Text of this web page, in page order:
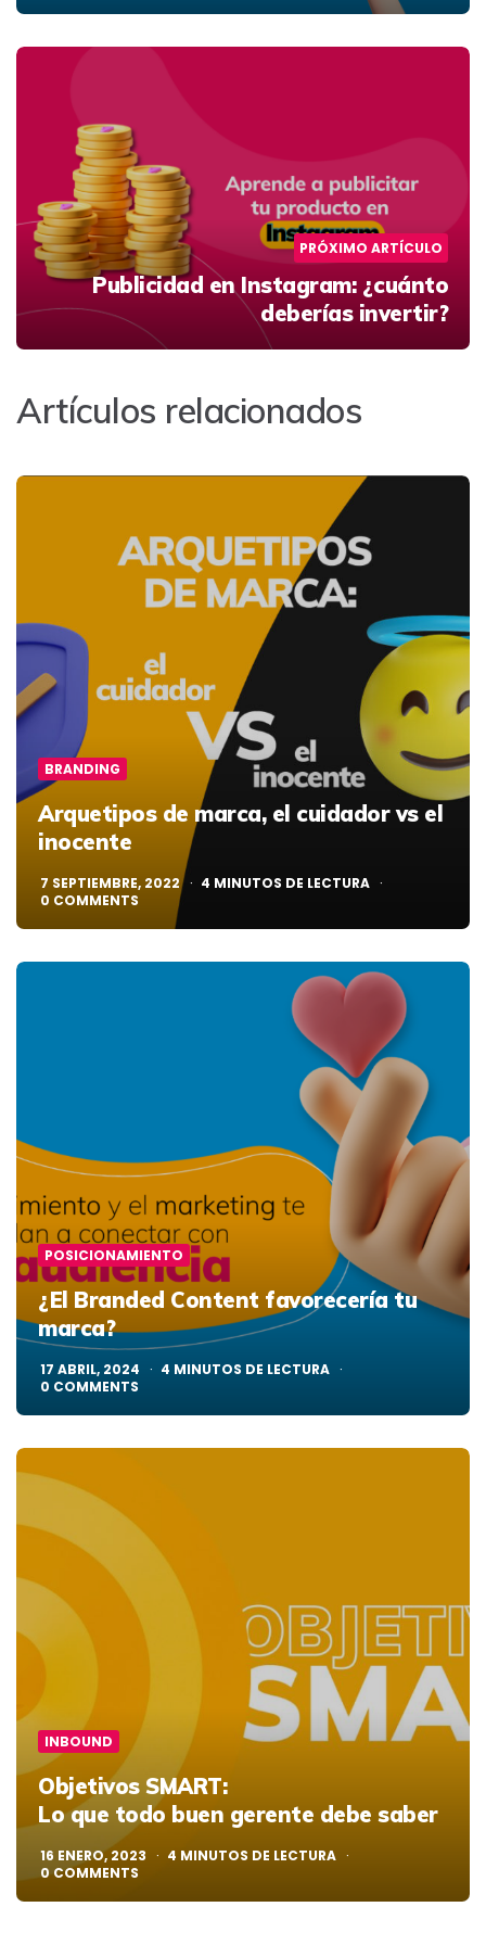
PRÓXIMO ARTÍCULO
Publicidad en Instagram: ¿cuánto
deberías invertir?
Artículos relacionados
BRANDING
Arquetipos de marca, el cuidador vs el
inocente
7 SEPTIEMBRE, 2022 4 MINUTOS DE LECTURA
0 COMMENTS
POSICIONAMIENTO
¿El Branded Content favorecería tu
marca?
17 ABRIL, 2024 4 MINUTOS DE LECTURA
0 COMMENTS
INBOUND
Objetivos SMART:
Lo que todo buen gerente debe saber
16 ENERO, 2023 4 MINUTOS DE LECTURA
0COMMENTS